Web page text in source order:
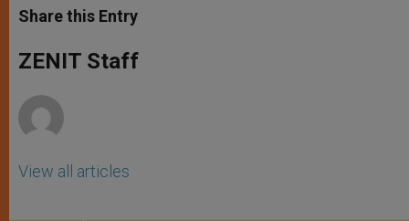
t
s
p
p
s
e
g
e
e
b
o
k
Share this Entry
ZENIT Staff
View all articles